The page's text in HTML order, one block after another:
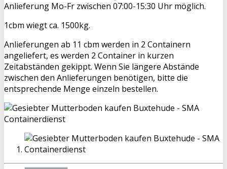
Anlieferung Mo-Fr zwischen 07:00-15:30 Uhr möglich.
1cbm wiegt ca. 1500kg.
Anlieferungen ab 11 cbm werden in 2 Containern
angeliefert, es werden 2 Container in kurzen
Zeitabständen gekippt. Wenn Sie längere Abstände
zwischen den Anlieferungen benötigen, bitte die
entsprechende Menge einzeln bestellen.